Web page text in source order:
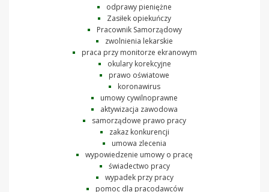
odprawy pieniężne
Zasiłek opiekuńczy
Pracownik Samorządowy
zwolnienia lekarskie
praca przy monitorze ekranowym
okulary korekcyjne
prawo oświatowe
koronawirus
umowy cywilnoprawne
aktywizacja zawodowa
samorządowe prawo pracy
zakaz konkurencji
umowa zlecenia
wypowiedzenie umowy o pracę
świadectwo pracy
wypadek przy pracy
pomoc dla pracodawców